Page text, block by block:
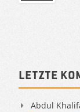
Letzte
Abdul